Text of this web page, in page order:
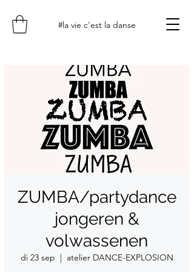
#la vie c'est la danse
ZUMBA/partydance
jongeren &
volwassenen
di 23 sep
  |
atelier DANCE-EXPLOSION